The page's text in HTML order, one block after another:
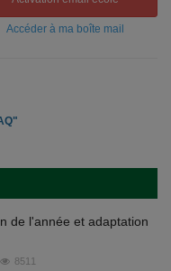
Accéder à ma boîte mail
de l'année et adaptation
8511